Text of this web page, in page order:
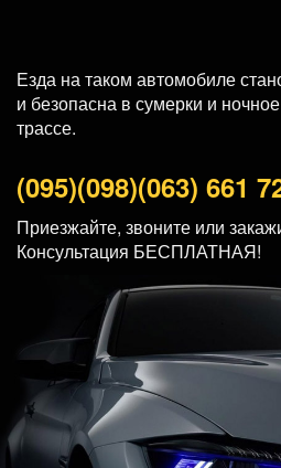
Езда на таком автомобиле
и безопасна в сумерки и
трассе.
(095)(098)(063) 661
Приезжайте, звоните или
Консультация БЕСПЛАТНАЯ!